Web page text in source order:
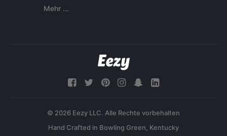
Mehr ...
© 2026 Eezy LLC. Alle Rechte vorbehalten